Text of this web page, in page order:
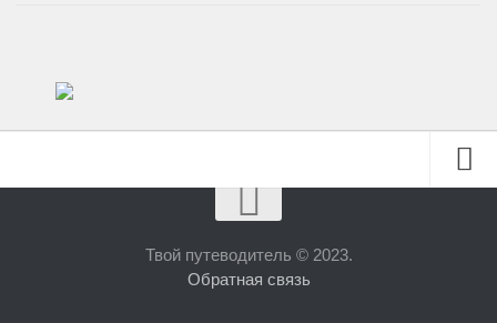
Твой путеводитель © 2023.
Обратная связь